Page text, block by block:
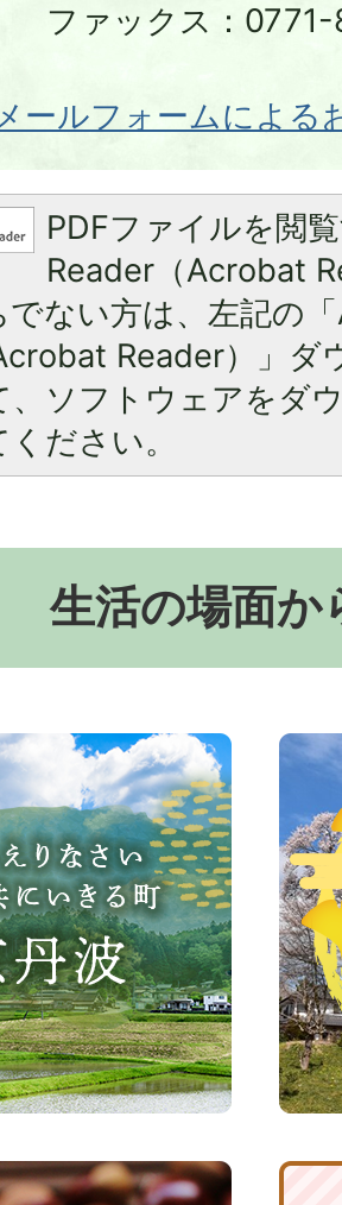
ファックス：
ールフォームによる
PDFファイルを閲
Reader（Acrobat
でない方は、左記の
Reader）」ダ
、ソフトウェアをダ
ださい。
生活の場面か
京
波
町
観
光
サ
イ
京